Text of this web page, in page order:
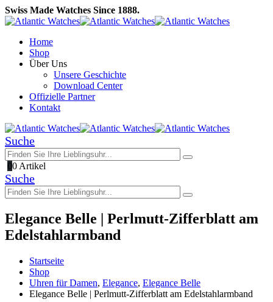
Swiss Made Watches Since 1888.
Home
Shop
Über Uns
Unsere Geschichte
Download Center
Offizielle Partner
Kontakt
Suche
00 Artikel
Suche
Elegance Belle | Perlmutt-Zifferblatt am
Edelstahlarmband
Startseite
Shop
Uhren für Damen, Elegance, Elegance Belle
Elegance Belle | Perlmutt-Zifferblatt am Edelstahlarmband